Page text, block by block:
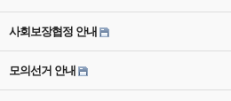
사회보장협정 안내
모의선거 안내